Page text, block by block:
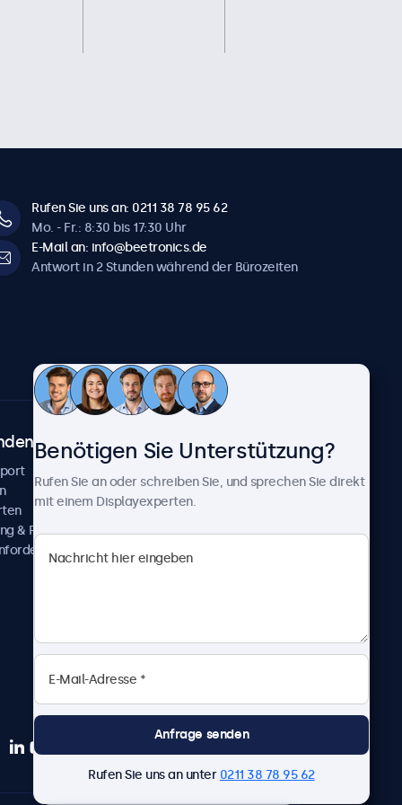
Rufen Sie uns an: 0211 38 78 95 62
Mo. - Fr.: 8:30 bis 17:30 Uhr
E-Mail an: info@beetronics.de
Antwort in 2 Stunden während der Bürozeiten
& Reparatur
Über Beetronics
Neuigkeiten und Updates
Über uns
Karriere
Geschäftsbedingungen
Datenschutzerklärung
Benötigen Sie Unterstützung?
Rufen Sie an oder schreiben Sie, und sprechen Sie direkt
mit einem Displayexperten.
Anfrage senden
Rufen Sie uns an unter 0211 38 78 95 62